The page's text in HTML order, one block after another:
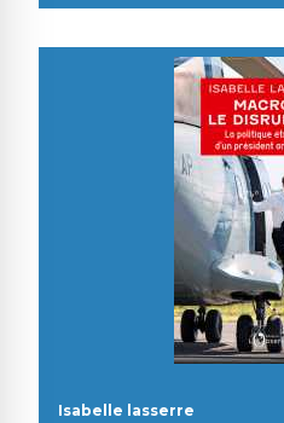
Isabelle lasserre